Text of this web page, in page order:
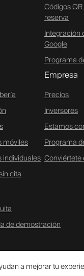
Códigos
reserva
Integración
Google
Programa
móviles
individuales
cita
Empresa
Precios
Inversores
Estamos
Programa
de demostración
a mejorar tu